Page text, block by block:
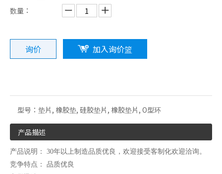
机械用橡胶制品 电子用橡胶套
数量：
询价 加入询价篮
型号： 垫片, 橡胶垫, 硅胶垫片, 橡胶垫片, O型环
产品描述
产品说明： 30年以上制造品质优良，欢迎接受客制化欢迎洽询。
竞争特点： 品质优良